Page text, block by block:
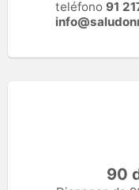
teléfono 91
90